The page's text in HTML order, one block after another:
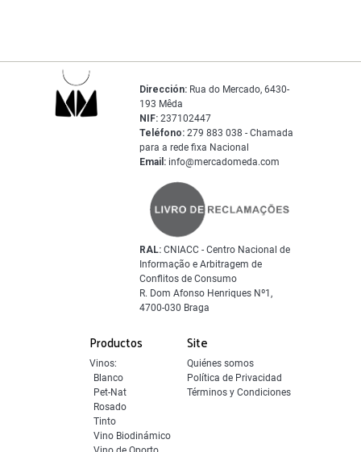
Productos
Vinos:
Blanco
Pet-Nat
Rosado
Tinto
Vino Biodinámico
Site
Quiénes somos
Política de Privacidad
Términos y Condiciones
Dirección: Rua do Mercado, 6430-
193 Mêda
NIF: 237102447
Teléfono: 279 883 038 - Chamada
para a rede fixa Nacional
Email: info@mercadomeda.com
RAL: CNIACC - Centro Nacional de
Informação e Arbitragem de
Conflitos de Consumo
R. Dom Afonso Henriques Nº1,
4700-030 Braga